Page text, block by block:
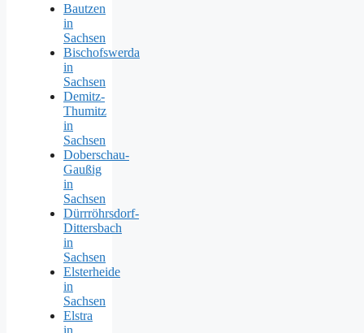
Bautzen
in
Sachsen
Bischofswerda
in
Sachsen
Demitz-
Thumitz
in
Sachsen
Doberschau-
Gaußig
in
Sachsen
Dürrröhrsdorf-
Dittersbach
in
Sachsen
Elsterheide
in
Sachsen
Elstra
in